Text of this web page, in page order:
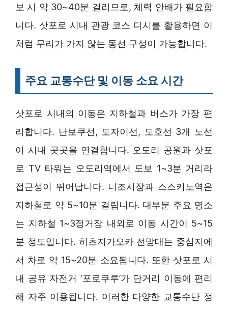
보 시 약 30~40분 걸리므로, 체력 안배가 필요합
니다. 삿포로 시내 관광 코스 디시를 활용하면 이
처럼 무리가 가지 않는 동선 구성이 가능합니다.
주요 교통수단 및 이동 소요 시간
삿포로 시내의 이동은 지하철과 버스가 가장 편
리합니다. 난보쿠선, 도자이선, 도호선 3개 노선
이 시내 곳곳을 연결합니다. 오도리 공원과 삿포
로 TV 타워는 오도리역에서 도보 1~3분 거리라
접근성이 뛰어납니다. 니조시장과 스스키노역은
지하철로 약 5~10분 걸립니다. 대부분 주요 명소
는 지하철 1~3정거장 내외로 이동 시간이 5~15
분 정도입니다. 히츠지가오카 전망대는 중심지에
서 차로 약 15~20분 소요됩니다. 또한 삿포로 시
내 공유 자전거 ‘포로쿠루’가 단거리 이동에 편리
해 자주 이용됩니다. 이러한 다양한 교통수단 정